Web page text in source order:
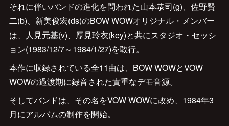
それに伴いバンドの進化を問われた山本恭司(g)、佐野賢
二(b)、新美俊宏(ds)のBOW WOWオリジナル・メンバー
は、人見元基(v)、厚見玲衣(key)と共にスタジオ・セッシ
ョン(1983/12/7～1984/1/27)を敢行。
本作に収録されている全11曲は、BOW WOWとVOW
WOWの過渡期に録音された貴重なデモ音源。
そしてバンドは、その名をVOW WOWに改め、1984年3
月にアルバムの制作を開始。